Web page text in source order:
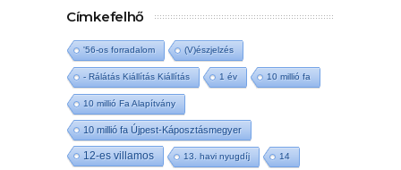
Címkefelhő
'56-os forradalom (V)észjelzés
- Rálátás Kiállítás Kiállítás 1 év 10 millió fa
10 millió Fa Alapítvány
10 millió fa Újpest-Káposztásmegyer
12-es villamos 13. havi nyugdíj 14